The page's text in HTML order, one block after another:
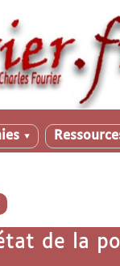
▼
de la